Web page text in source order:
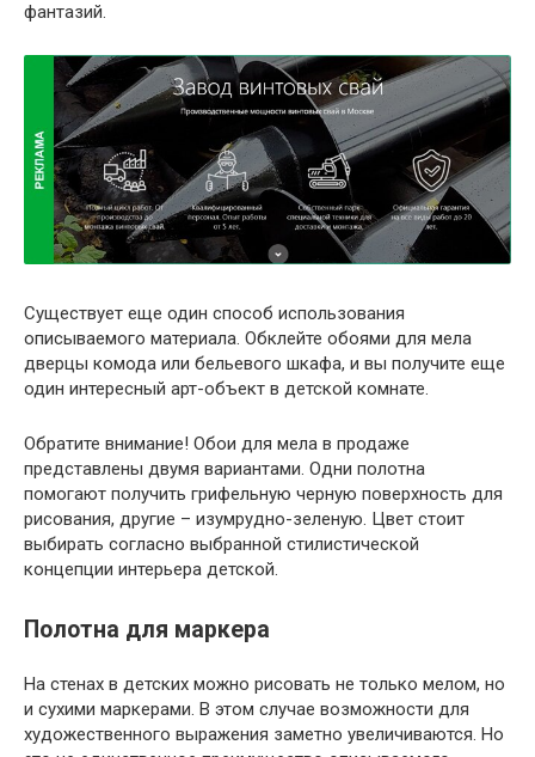
фантазий.
Существует еще один способ использования
описываемого материала. Обклейте обоями для мела
дверцы комода или бельевого шкафа, и вы получите еще
один интересный арт-объект в детской комнате.
Обратите внимание! Обои для мела в продаже
представлены двумя вариантами. Одни полотна
помогают получить грифельную черную поверхность для
рисования, другие – изумрудно-зеленую. Цвет стоит
выбирать согласно выбранной стилистической
концепции интерьера детской.
Полотна для маркера
На стенах в детских можно рисовать не только мелом, но
и сухими маркерами. В этом случае возможности для
художественного выражения заметно увеличиваются. Но